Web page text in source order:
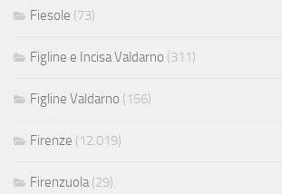
Fiesole (73)
Figline e Incisa Valdarno (311)
Figline Valdarno (156)
Firenze (12.019)
Firenzuola(29)